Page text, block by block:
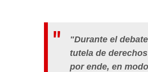
"Durante el
tutela de
por ende, en